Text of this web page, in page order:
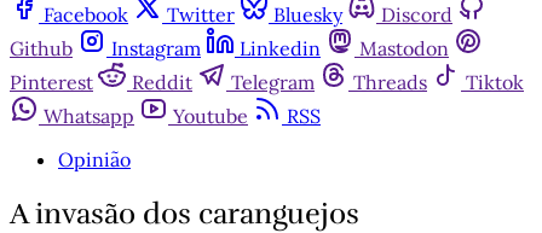
Facebook
Twitter Bluesky
Discord
Github
Instagram Linkedin
Mastodon
Pinterest
Reddit Telegram Threads
Tiktok
Whatsapp
Youtube
RSS
Opinião
A invasão dos caranguejos